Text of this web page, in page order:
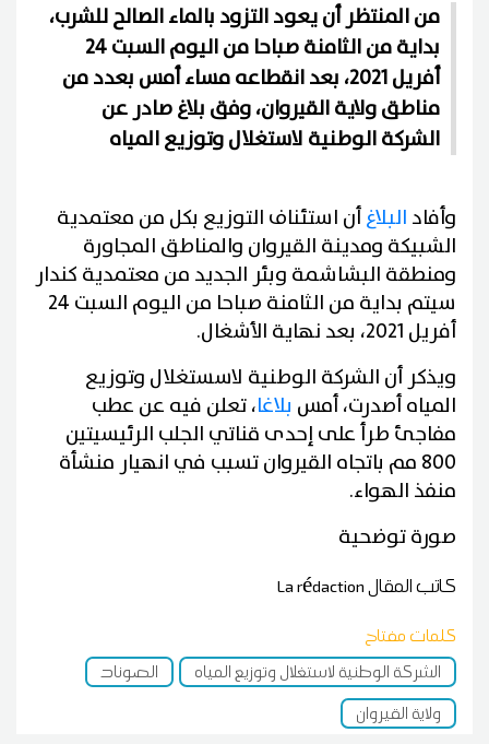
من المنتظر أن يعود التزود بالماء الصالح للشرب،
بداية من الثامنة صباحا من اليوم السبت 24
أفريل 2021، بعد انقطاعه مساء أمس بعدد من
مناطق ولاية القيروان، وفق بلاغ صادر عن
الشركة الوطنية لاستغلال وتوزيع المياه
وأفاد البلاغأن استئناف التوزيع بكل من معتمدية
الشبيكة ومدينة القيروان والمناطق المجاورة
ومنطقة البشاشمة وبئر الجديد من معتمدية كندار
سيتم بداية من الثامنة صباحا من اليوم السبت 24
أفريل 2021، بعد نهاية الأشغال.
ويذكر أن الشركة الوطنية لاسستغلال وتوزيع
المياه أصدرت، أمس بلاغا، تعلن فيه عن عطب
مفاجئ طرأ على إحدى قناتي الجلب الرئيسيتين
800 مم باتجاه القيروان تسبب في انهيار منشأة
منفذ الهواء.
صورة توضحية
كاتب المقالLa rédaction
كلمات مفتاح
الشركة الوطنية لاستغلال وتوزيع المياه
الصوناد
ولاية القيروان